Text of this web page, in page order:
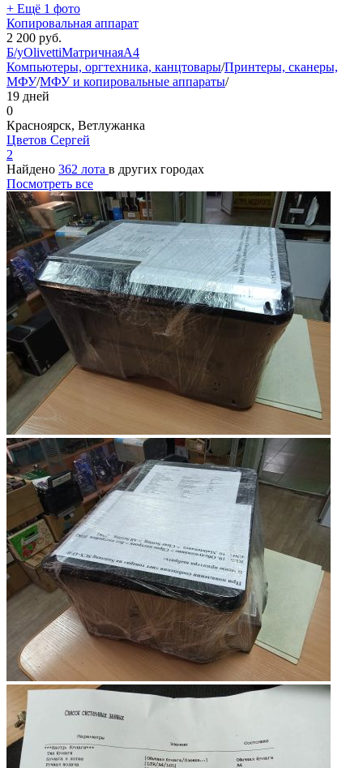
+ Ещё 1 фото
Копировальная аппарат
2 200 руб.
Б/уOlivettiМатричнаяА4
Компьютеры, оргтехника, канцтовары/Принтеры, сканеры,
МФУ/МФУ и копировальные аппараты/
19 дней
0
Красноярск, Ветлужанка
Цветов Сергей
2
Найдено 362 лота в других городах
Посмотреть все